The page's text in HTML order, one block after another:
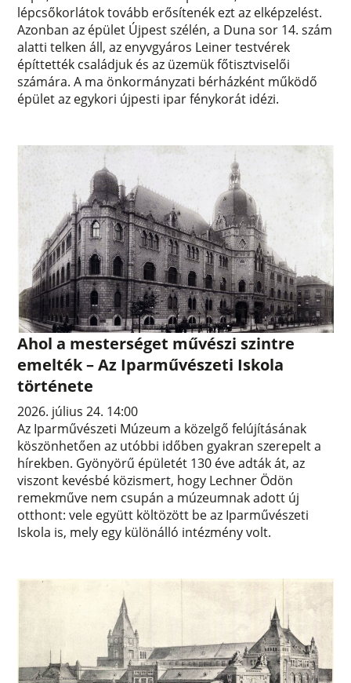
lépcsőkorlátok tovább erősítenék ezt az elképzelést.
Azonban az épület Újpest szélén, a Duna sor 14. szám
alatti telken áll, az enyvgyáros Leiner testvérek
építtették családjuk és az üzemük főtisztviselői
számára. A ma önkormányzati bérházként működő
épület az egykori újpesti ipar fénykorát idézi.
Ahol a mesterséget művészi szintre
emelték – Az Iparművészeti Iskola
története
2026. július 24. 14:00
Az Iparművészeti Múzeum a közelgő felújításának
köszönhetően az utóbbi időben gyakran szerepelt a
hírekben. Gyönyörű épületét 130 éve adták át, az
viszont kevésbé közismert, hogy Lechner Ödön
remekműve nem csupán a múzeumnak adott új
otthont: vele együtt költözött be az Iparművészeti
Iskola is, mely egy különálló intézmény volt.